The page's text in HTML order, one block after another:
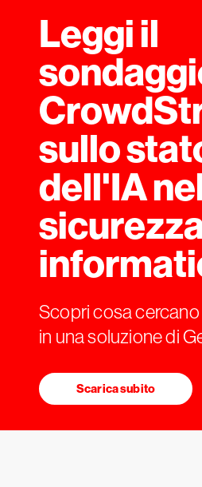
Leggi il
sullo
dell'IA
Scopri cosa
in una soluzione di
Scarica subito